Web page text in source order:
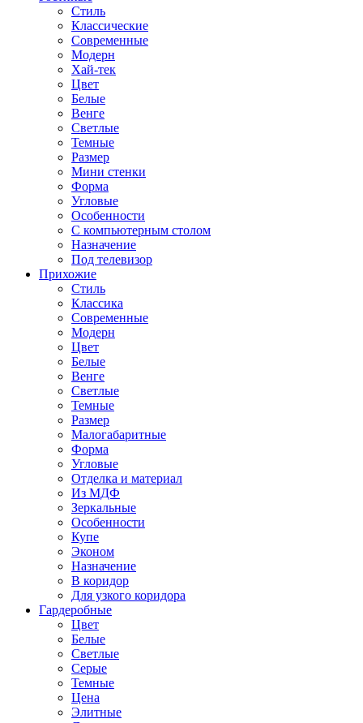
Стиль
Классические
Современные
Модерн
Хай-тек
Цвет
Белые
Венге
Светлые
Темные
Размер
Мини стенки
Форма
Угловые
Особенности
С компьютерным столом
Назначение
Под телевизор
Прихожие
Стиль
Классика
Современные
Модерн
Цвет
Белые
Венге
Светлые
Темные
Размер
Малогабаритные
Форма
Угловые
Отделка и материал
Из МДФ
Зеркальные
Особенности
Купе
Эконом
Назначение
В коридор
Для узкого коридора
Гардеробные
Цвет
Белые
Светлые
Серые
Темные
Цена
Элитные